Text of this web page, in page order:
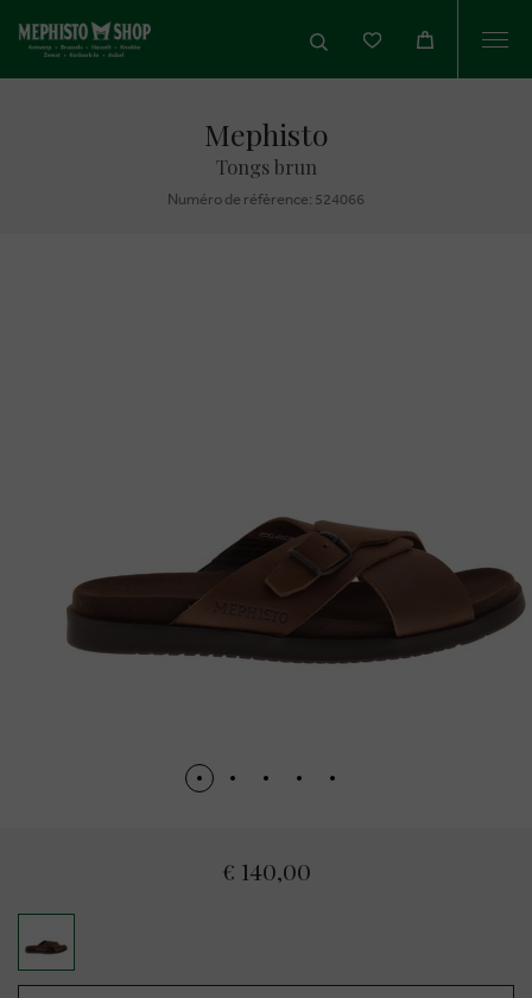
Mephisto
Tongs brun
Numéro de réfèrence: 524066
€ 140,00